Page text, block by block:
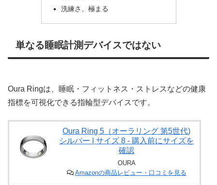
洗練さ、極まる
単なる睡眠計測デバイスではない
Oura Ringは、睡眠・フィットネス・ストレスなどの健康
指標を可視化できる指輪型デバイスです。
Oura Ring 5（オーラリング 第5世代)
シルバー | サイズ 8 - 購入前にサイズを
確認
OURA
Amazonの商品レビュー・口コミを見る